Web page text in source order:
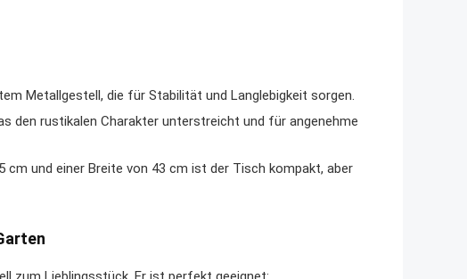
Metallgestell, die für Stabilität und Langlebigkeit sorgen.
den rustikalen Charakter unterstreicht und für angenehme
cm und einer Breite von 43 cm ist der Tisch kompakt, aber